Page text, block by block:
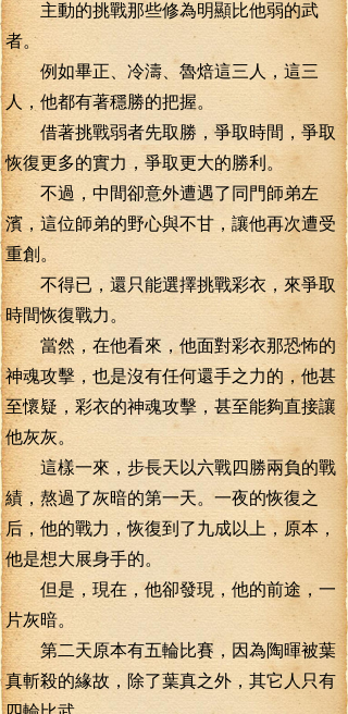
主動的挑戰那些修為明顯比他弱的武
者。
例如畢正、冷濤、魯焙這三人，這三
人，他都有著穩勝的把握。
借著挑戰弱者先取勝，爭取時間，爭取
恢復更多的實力，爭取更大的勝利。
不過，中間卻意外遭遇了同門師弟左
濱，這位師弟的野心與不甘，讓他再次遭受
重創。
不得已，還只能選擇挑戰彩衣，來爭取
時間恢復戰力。
當然，在他看來，他面對彩衣那恐怖的
神魂攻擊，也是沒有任何還手之力的，他甚
至懷疑，彩衣的神魂攻擊，甚至能夠直接讓
他灰灰。
這樣一來，步長天以六戰四勝兩負的戰
績，熬過了灰暗的第一天。一夜的恢復之
后，他的戰力，恢復到了九成以上，原本，
他是想大展身手的。
但是，現在，他卻發現，他的前途，一
片灰暗。
第二天原本有五輪比賽，因為陶暉被葉
真斬殺的緣故，除了葉真之外，其它人只有